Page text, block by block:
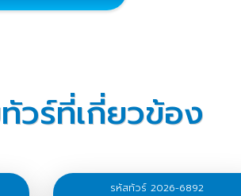
วร์ที่เกี่ยวข้อง
รหัสทัวร์ 2026-6892